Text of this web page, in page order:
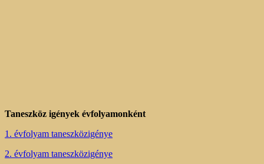
Taneszköz igények évfolyamonként
1. évfolyam taneszközigénye
2. évfolyam taneszközigénye